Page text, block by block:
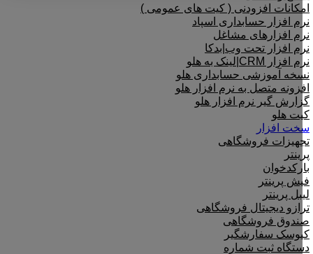
امکانات افزودنی ( کیت های عمومی )
نرم افزار حسابداری اسپاد
نرم افزارهای مشاغل
نرم افزار تحت وب|بدکا
نرم افزار CRM|لینک به هلو
نسخه آموزشی حسابداری هلو
افزونه متصل به نرم افزار هلو
گزارش گیر نرم افزار هلو
کیت هلو
سخت افزار
تجهیزات فروشگاهی
پرینتر
بارکدخوان
فیش پرینتر
لیبل پرینتر
ترازو دیجیتال فروشگاهی
صندوق فروشگاهی
کیوسک سفارشگیر
دستگاه ثبت شماره